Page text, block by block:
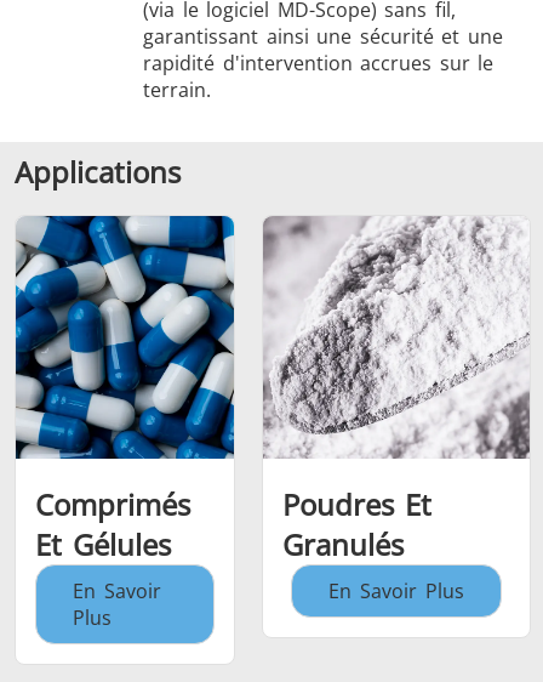
(via le logiciel MD-Scope) sans fil,
garantissant ainsi une sécurité et une
rapidité d'intervention accrues sur le
terrain.
Applications
Comprimés
Et Gélules
En Savoir
Plus
Poudres Et
Granulés
En Savoir Plus